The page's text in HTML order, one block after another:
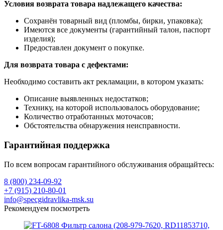
Условия возврата товара надлежащего качества:
Сохранён товарный вид (пломбы, бирки, упаковка);
Имеются все документы (гарантийный талон, паспорт
изделия);
Предоставлен документ о покупке.
Для возврата товара с дефектами:
Необходимо составить акт рекламации, в котором указать:
Описание выявленных недостатков;
Технику, на которой использовалось оборудование;
Количество отработанных моточасов;
Обстоятельства обнаружения неисправности.
Гарантийная поддержка
По всем вопросам гарантийного обслуживания обращайтесь:
8 (800) 234-09-92
+7 (915) 210-80-01
info@specgidravlika-msk.su
Рекомендуем посмотреть